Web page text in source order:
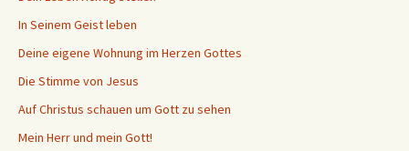
In Seinem Geist leben
Deine eigene Wohnung im Herzen Gottes
Die Stimme von Jesus
Auf Christus schauen um Gott zu sehen
Mein Herr und mein Gott!